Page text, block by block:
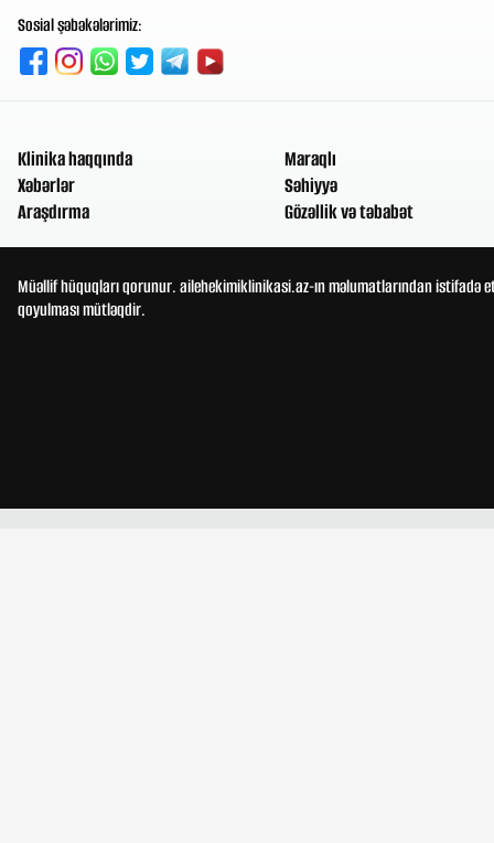
Sosial şəbəkələrimiz:
Klinika haqqında
Xəbərlər
Araşdırma
Maraqlı
Səhiyyə
Gözəllik və təbabət
Müəllif hüquqları qorunur. ailehekimiklinikasi.az-ın məlumatlarından
qoyulması mütləqdir.